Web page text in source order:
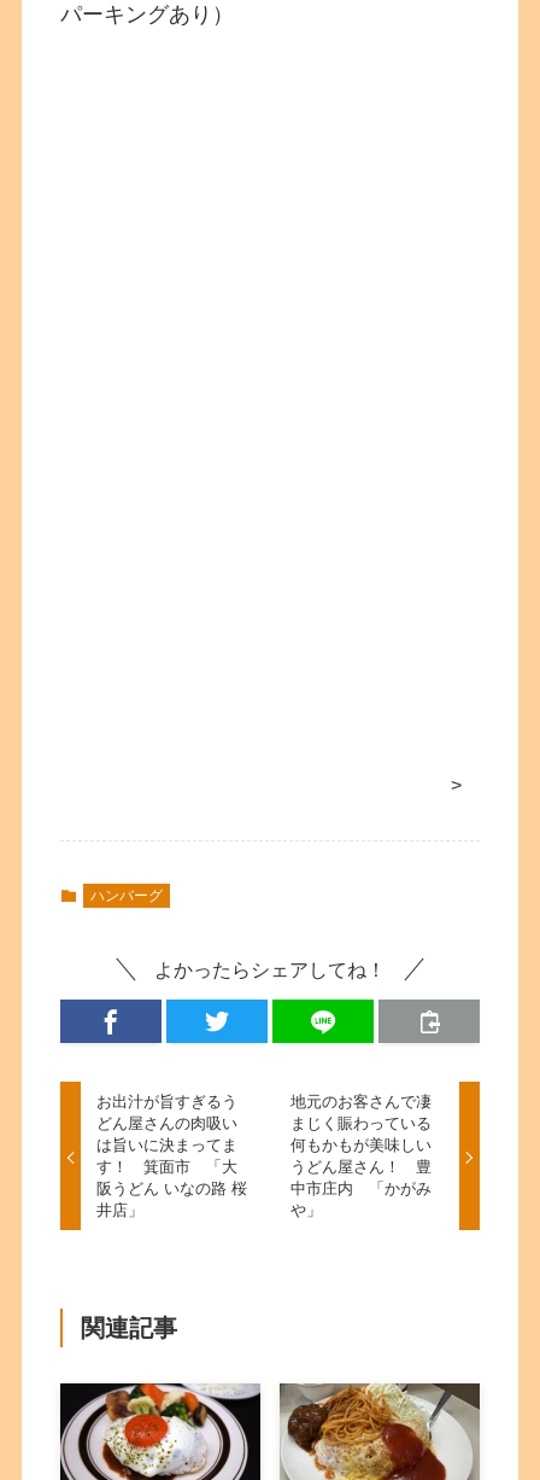
パーキングあり）
>
ハンバーグ
よかったらシェアしてね！
お出汁が旨すぎるう
どん屋さんの肉吸い
は旨いに決まってま
す！ 箕面市 「大
阪うどん いなの路 桜
井店」
地元のお客さんで凄
まじく賑わっている
何もかもが美味しい
うどん屋さん！ 豊
中市庄内 「かがみ
や」
関連記事